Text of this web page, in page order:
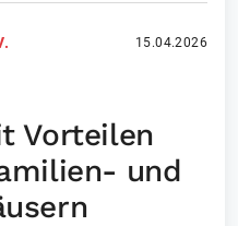
15.04.2026
Vorteilen
und